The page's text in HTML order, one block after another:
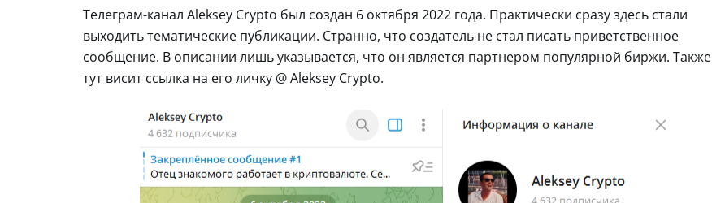
Телеграм-канал Aleksey Crypto был создан 6 октября 2022 года. Практически сразу здесь стали
выходить тематические публикации. Странно, что создатель не стал писать приветственное
сообщение. В описании лишь указывается, что он является партнером популярной биржи. Также
тут висит ссылка на его личку @ Aleksey Crypto.